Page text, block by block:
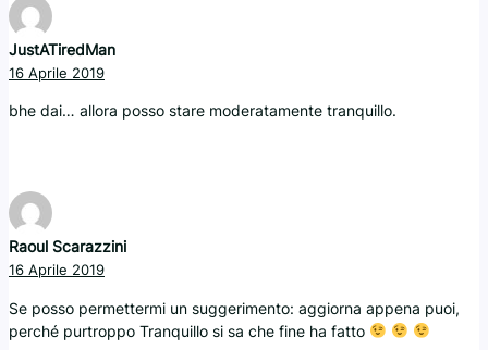
JustATiredMan
16 Aprile 2019
bhe dai… allora posso stare moderatamente tranquillo.
Raoul Scarazzini
16 Aprile 2019
Se posso permettermi un suggerimento: aggiorna appena puoi,
perché purtroppo Tranquillo si sa che fine ha fatto